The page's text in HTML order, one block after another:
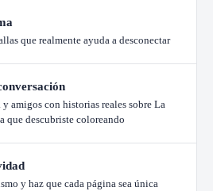
que realmente ayuda a desconectar
amigos con historias reales sobre La
que descubriste coloreando
y haz que cada página sea única